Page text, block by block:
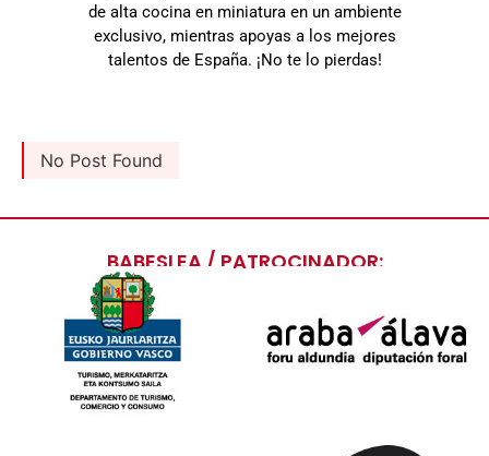
de alta cocina en miniatura en un ambiente
exclusivo, mientras apoyas a los mejores
talentos de España. ¡No te lo pierdas!
No Post Found
BABESLEA / PATROCINADOR: